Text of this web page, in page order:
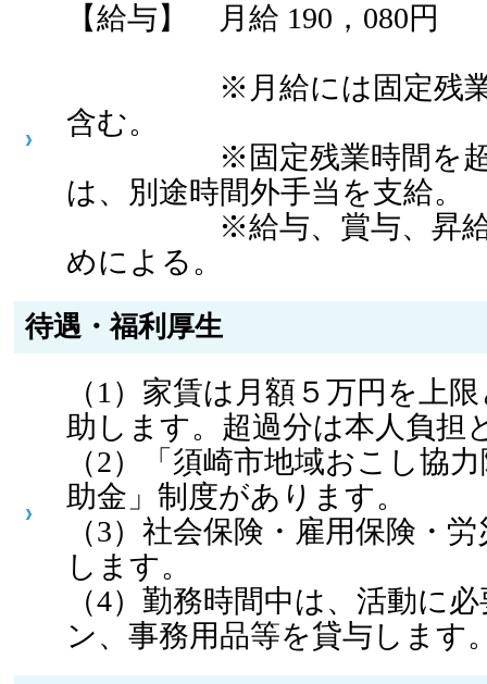
【給与】 月給 190，080円
※月給には固定残業代
含む。
※固定残業時間を超
は、別途時間外手当を支給。
※給与、賞与、昇給は
めによる。
待遇・福利厚生
（1）家賃は月額５万円を上
助します。超過分は本人負担
（2）「須崎市地域おこし協
助金」制度があります。
（3）社会保険・雇用保険・
します。
（4）勤務時間中は、活動に
ン、事務用品等を貸与します